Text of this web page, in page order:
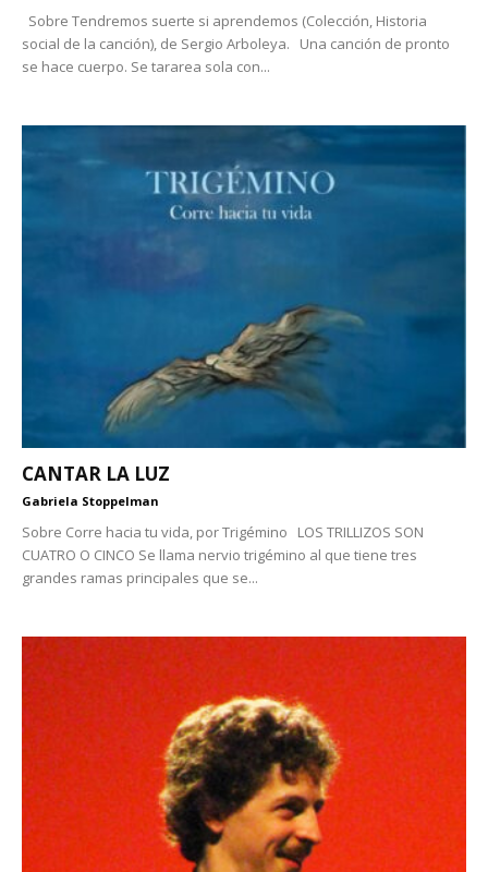
Sobre Tendremos suerte si aprendemos (Colección, Historia
social de la canción), de Sergio Arboleya. Una canción de pronto
se hace cuerpo. Se tararea sola con...
CANTAR LA LUZ
Gabriela Stoppelman
Sobre Corre hacia tu vida, por Trigémino LOS TRILLIZOS SON
CUATRO O CINCO Se llama nervio trigémino al que tiene tres
grandes ramas principales que se...